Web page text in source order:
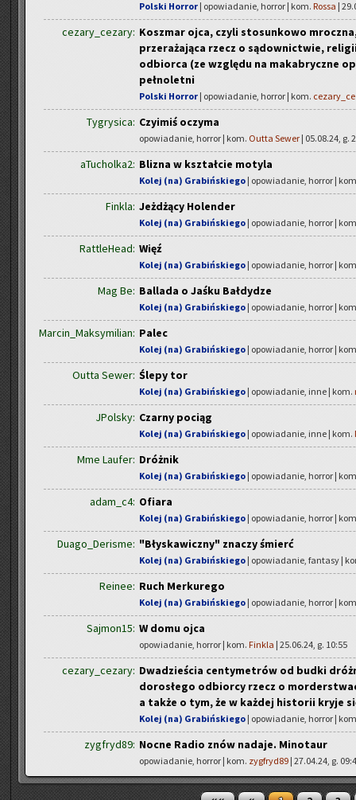
Polski Horror | opowiadanie, horror | kom. Rossa |
cezary_cezary: Koszmar ojca, czyli stosunkowo
przerażająca rzecz o sądownictwie,
odbiorca (ze względu na makabryczne
pełnoletni
Polski Horror | opowiadanie, horror | kom.
Tygrysica: Czyimiś oczyma
opowiadanie, horror | kom. Outta Sewer | 05.08.24, g.
aTucholka2: Blizna w kształcie motyla
Kolej (na) Grabińskiego | opowiadanie, horror |
Finkla: Jeżdżący Holender
Kolej (na) Grabińskiego | opowiadanie, horror |
RattleHead: Więź
Kolej (na) Grabińskiego | opowiadanie, horror |
Mag Be: Ballada o Jaśku Bałdydze
Kolej (na) Grabińskiego | opowiadanie, horror |
Marcin_Maksymilian: Palec
Kolej (na) Grabińskiego | opowiadanie, horror |
Outta Sewer: Ślepy tor
Kolej (na) Grabińskiego | opowiadanie, inne | kom.
JPolsky: Czarny pociąg
Kolej (na) Grabińskiego | opowiadanie, inne | kom.
Mme Laufer: Dróżnik
Kolej (na) Grabińskiego | opowiadanie, horror |
adam_c4: Ofiara
Kolej (na) Grabińskiego | opowiadanie, horror |
Duago_Derisme: "Błyskawiczny" znaczy śmierć
Kolej (na) Grabińskiego | opowiadanie, fantasy |
Reinee: Ruch Merkurego
Kolej (na) Grabińskiego | opowiadanie, horror |
Sajmon15: W domu ojca
opowiadanie, horror | kom. Finkla | 25.06.24, g. 10:55
cezary_cezary: Dwadzieścia centymetrów od budki
dorosłego odbiorcy rzecz o
a także o tym, że w każdej historii kryje
Kolej (na) Grabińskiego | opowiadanie, horror |
zygfryd89: Nocne Radio znów nadaje. Minotaur
opowiadanie, horror | kom. zygfryd89 | 27.04.24, g.